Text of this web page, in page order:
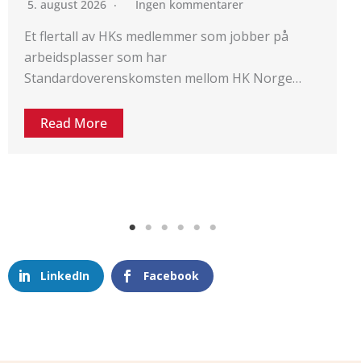
Etter 1,5 time på overtid ble HK Norge
og NHO enige i meklingen på
Standardoverenskomsten. Økt kjøpekraft og…
LinkedIn Facebook